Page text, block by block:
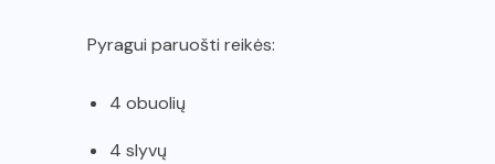
Pyragui paruošti reikės:
4 obuolių
4 slyvų